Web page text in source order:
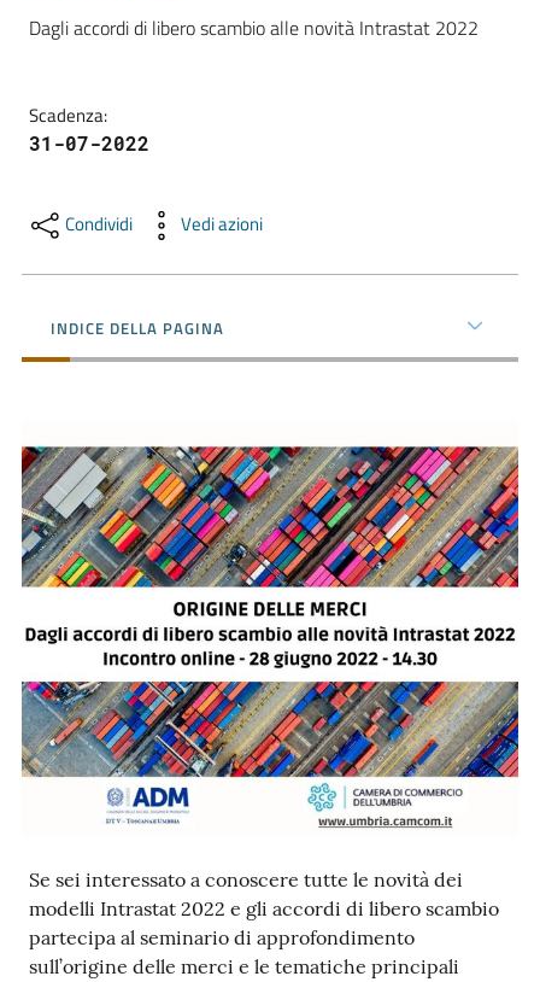
Gestire
Promuovere
il
territorio
Tutelare
il
Consumatore
L'Impresa
Ac
Re
gis
tra
Dagli accordi di libero scambio alle novità Intrastat 2022
Scadenza:
31-07-2022
Condividi Vedi azioni
INDICE DELLA PAGINA
Se sei interessato a conoscere tutte le novità dei
modelli Intrastat 2022 e gli accordi di libero scambio
partecipa al seminario di approfondimento
sull’origine delle merci e le tematiche principali